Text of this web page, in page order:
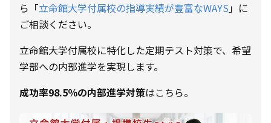
ら「立命館大学付属校の指導実績が豊富なWAYS」に
ご相談ください。
立命館大学付属校に特化した定期テスト対策で、希望
学部への内部進学を実現します。
成功率98.5％の内部進学対策はこちら。